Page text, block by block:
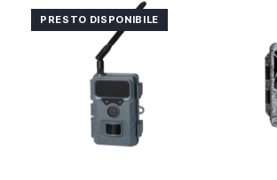
PRESTO DISPONIBILE